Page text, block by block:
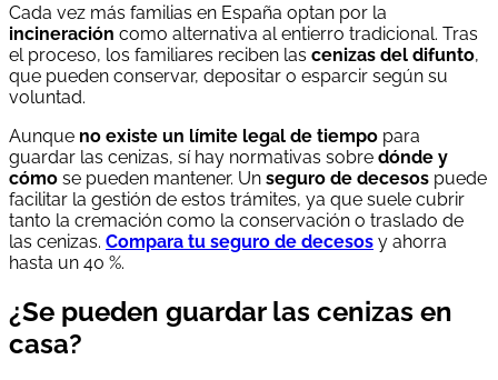
Cada vez más familias en España optan por la
incineración como alternativa al entierro tradicional. Tras
el proceso, los familiares reciben las cenizas del difunto,
que pueden conservar, depositar o esparcir según su
voluntad.
Aunque no existe un límite legal de tiempo para
guardar las cenizas, sí hay normativas sobre dónde y
cómo se pueden mantener. Un seguro de decesos puede
facilitar la gestión de estos trámites, ya que suele cubrir
tanto la cremación como la conservación o traslado de
las cenizas. Compara tu seguro de decesos y ahorra
hasta un 40 %.
¿Se pueden guardar las cenizas en
casa?